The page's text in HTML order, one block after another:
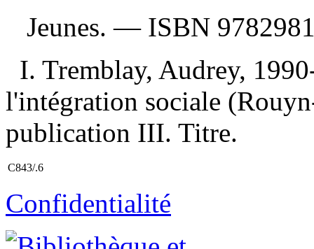
Jeunes. — ISBN
I. Tremblay, Audrey,
l'intégration sociale
publication III. Titre.
C843/.6
Confidentialité